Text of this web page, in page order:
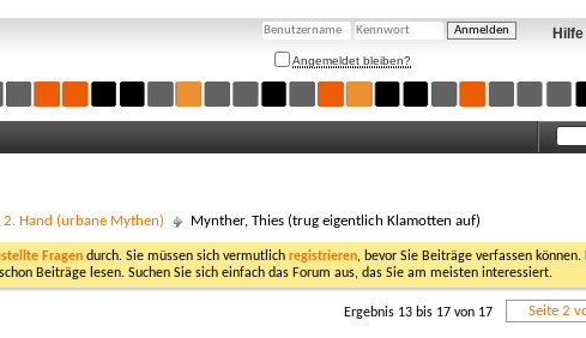
Hilfe
Angemeldet bleiben?
2. Hand (urbane Mythen) Mynther, Thies (trug eigentlich Klamotten auf)
Fragen durch. Sie müssen sich vermutlich registrieren, bevor Sie Beiträge verfassen können.
Beiträge lesen. Suchen Sie sich einfach das Forum aus, das Sie am meisten interessiert.
Seite 2
Ergebnis 13 bis 17 von 17